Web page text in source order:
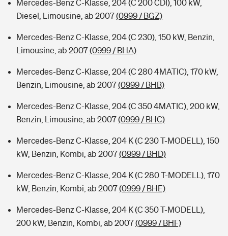
Mercedes-Benz C-Klasse, 204 (C 200 CDI), 100 kW,
Diesel, Limousine, ab 2007(0999 / BGZ)
Mercedes-Benz C-Klasse, 204 (C 230), 150 kW, Benzin,
Limousine, ab 2007(0999 / BHA)
Mercedes-Benz C-Klasse, 204 (C 280 4MATIC), 170 kW,
Benzin, Limousine, ab 2007(0999 / BHB)
Mercedes-Benz C-Klasse, 204 (C 350 4MATIC), 200 kW,
Benzin, Limousine, ab 2007(0999 / BHC)
Mercedes-Benz C-Klasse, 204 K (C 230 T-MODELL), 150
kW, Benzin, Kombi, ab 2007(0999 / BHD)
Mercedes-Benz C-Klasse, 204 K (C 280 T-MODELL), 170
kW, Benzin, Kombi, ab 2007(0999 / BHE)
Mercedes-Benz C-Klasse, 204 K (C 350 T-MODELL),
200 kW, Benzin, Kombi, ab 2007(0999 / BHF)